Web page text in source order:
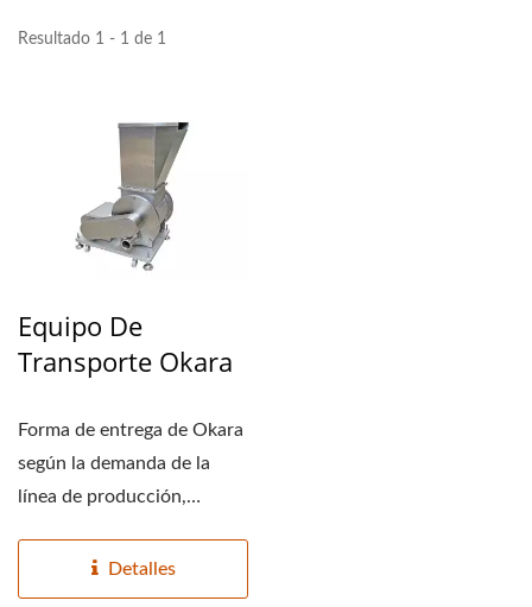
Resultado 1 - 1 de 1
Equipo De
Transporte Okara
Forma de entrega de Okara
según la demanda de la
línea de producción,
Detalles